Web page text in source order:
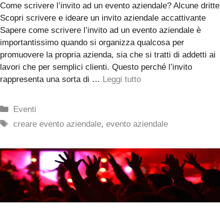
Come scrivere l’invito ad un evento aziendale? Alcune dritte
Scopri scrivere e ideare un invito aziendale accattivante
Sapere come scrivere l’invito ad un evento aziendale è
importantissimo quando si organizza qualcosa per
promuovere la propria azienda, sia che si tratti di addetti ai
lavori che per semplici clienti. Questo perché l’invito
rappresenta una sorta di … Leggi tutto
Categorie
Eventi
Tag
creare evento aziendale,evento aziendale